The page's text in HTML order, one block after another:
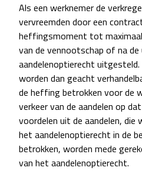
Als een werknemer de
vervreemden door een
heffingsmoment tot
van de vennootschap of na
aandelenoptierecht uitgesteld.
worden dan geacht
de heffing betrokken voor de
verkeer van de aandelen op
voordelen uit de aandelen,
het aandelenoptierecht in de
betrokken, worden mede
van het aandelenoptierecht.